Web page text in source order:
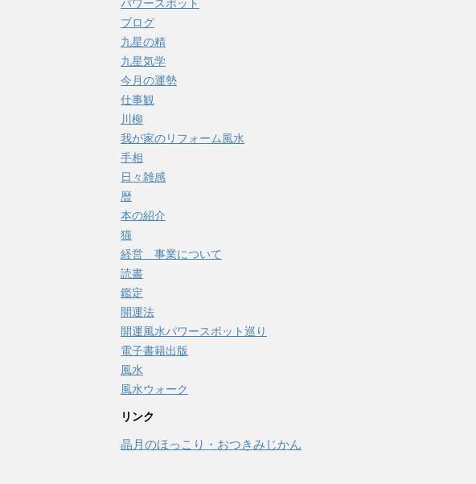
パワースポット
ブログ
九星の精
九星気学
今月の運勢
仕事観
川柳
我が家のリフォーム風水
手相
日々雑感
暦
本の紹介
猫
経営 事業について
読書
鑑定
開運法
開運風水パワースポット巡り
電子書籍出版
風水
風水ウォーク
リンク
晶月のほっこり・おつきみじかん